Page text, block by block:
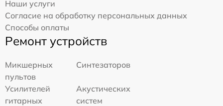
Наши услуги
Согласие на обработку персональных данных
Способы оплаты
Ремонт устройств
Микшерных
пультов
Синтезаторов
Усилителей
гитарных
Акустических
систем